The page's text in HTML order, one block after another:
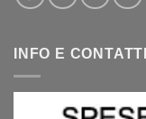
INFO E CONTATTI